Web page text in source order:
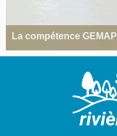
La compétence GEMAPI